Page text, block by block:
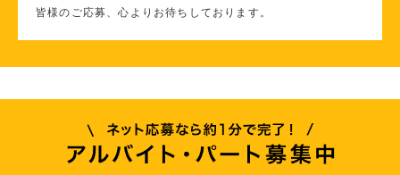
皆様のご応募、心よりお待ちしております。